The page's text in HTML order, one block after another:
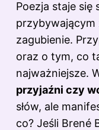
Poezja staje się
przybywającym
zagubienie.
oraz o tym, co
najważniejsze.
przyjaźni czy
słów, ale
co? Jeśli Brené